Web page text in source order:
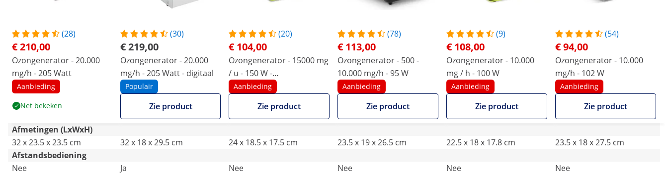
(28)
€ 210,00
Ozongenerator - 20.000
mg/h - 205 Watt
Aanbieding
Net bekeken
(30)
€ 219,00
Ozongenerator - 20.000
mg/h - 205 Watt - digitaal
Populair
Zie product
(20)
€ 104,00
Ozongenerator - 15000 mg
/ u - 150 W -
wateraansluiting
Aanbieding
Zie product
(78)
€ 113,00
Ozongenerator - 500 -
10.000 mg/h - 95 W
Aanbieding
Zie product
(9)
€ 108,00
Ozongenerator - 10.000
mg / h - 100 W
Aanbieding
Zie product
(54)
€ 94,00
Ozongenerator - 10.000
mg/h - 102 W
Aanbieding
Zie product
Afmetingen (LxWxH)
32 x 23.5 x 23.5 cm
32 x 18 x 29.5 cm 24 x 18.5 x 17.5 cm 23.5 x 19 x 26.5 cm 22.5 x 18 x 17.8 cm
23.5 x 18 x 27.5 cm
Afstandsbediening
Nee
Ja Nee Nee Nee
Nee